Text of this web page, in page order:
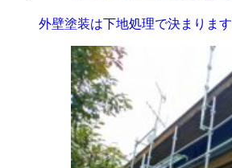
外壁塗装は下地処理で決まります